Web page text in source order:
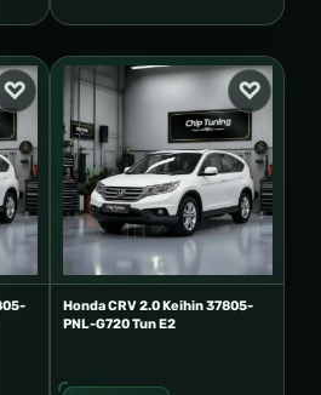
Honda CRV 2.0 Keihin 37805-
PNL-G720 Tun E2